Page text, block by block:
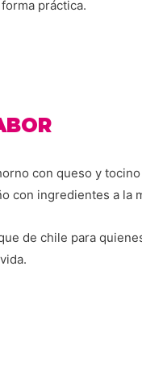
práctica.
con queso y
con ingredientes a la
de chile para